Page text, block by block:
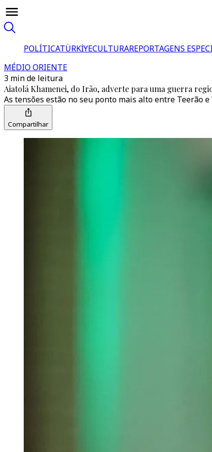
POLÍTICATÜRKİYECULTURAREPORTAGENS
MÉDIO ORIENTE
3 min de leitura
Aiatolá Khamenei, do Irão, adverte para uma guerra
As tensões estão no seu ponto mais alto entre Teerão
Compartilhar